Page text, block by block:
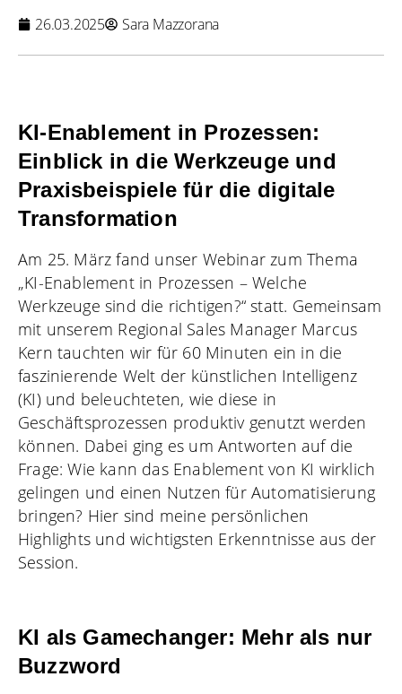
26.03.2025 Sara Mazzorana
KI-Enablement in Prozessen:
Einblick in die Werkzeuge und
Praxisbeispiele für die digitale
Transformation
Am 25. März fand unser Webinar zum Thema
„KI-Enablement in Prozessen – Welche
Werkzeuge sind die richtigen?“ statt. Gemeinsam
mit unserem Regional Sales Manager Marcus
Kern tauchten wir für 60 Minuten ein in die
faszinierende Welt der künstlichen Intelligenz
(KI) und beleuchteten, wie diese in
Geschäftsprozessen produktiv genutzt werden
können. Dabei ging es um Antworten auf die
Frage: Wie kann das Enablement von KI wirklich
gelingen und einen Nutzen für Automatisierung
bringen? Hier sind meine persönlichen
Highlights und wichtigsten Erkenntnisse aus der
Session.
KI als Gamechanger: Mehr als nur
Buzzword